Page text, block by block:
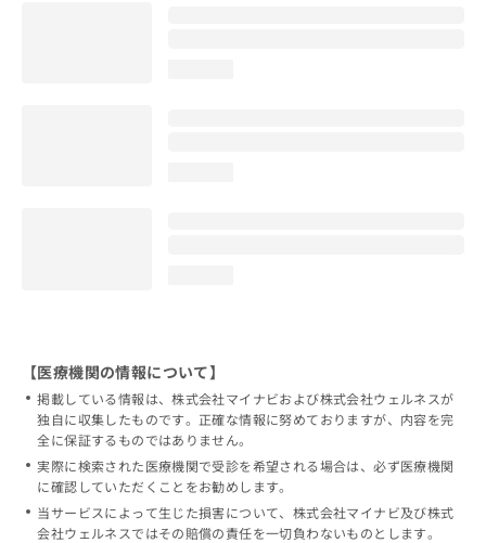
【医療機関の情報について】
掲載している情報は、株式会社マイナビおよび株式会社ウェルネスが
独自に収集したものです。正確な情報に努めておりますが、内容を完
全に保証するものではありません。
実際に検索された医療機関で受診を希望される場合は、必ず医療機関
に確認していただくことをお勧めします。
当サービスによって生じた損害について、株式会社マイナビ及び株式
会社ウェルネスではその賠償の責任を一切負わないものとします。